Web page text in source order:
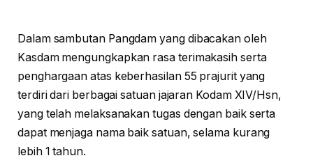
Dalam sambutan Pangdam yang dibacakan oleh
Kasdam mengungkapkan rasa terimakasih serta
penghargaan atas keberhasilan 55 prajurit yang
terdiri dari berbagai satuan jajaran Kodam XIV/Hsn,
yang telah melaksanakan tugas dengan baik serta
dapat menjaga nama baik satuan, selama kurang
lebih 1 tahun.